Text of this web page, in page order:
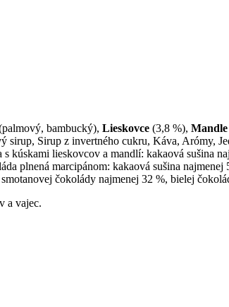
bambucký), Lieskovce (3,8 %), Mandle
Sirup z invertného cukru, Káva, Arómy,
kúskami lieskovcov a mandlí: kakaová sušina
plnená marcipánom: kakaová sušina
čokolády najmenej 32 %, bielej
a vajec.